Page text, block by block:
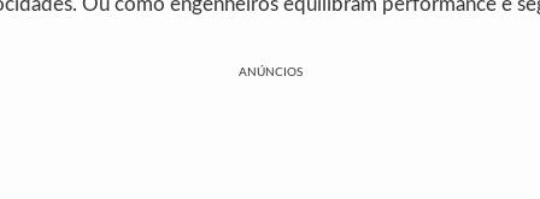
Ou como engenheiros equilibram performance e
ANÚNCIOS